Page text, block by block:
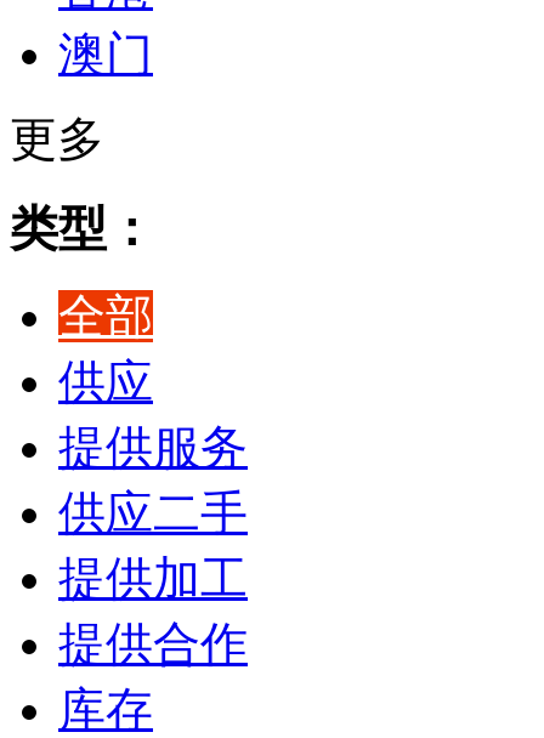
澳门
更多
类型：
全部
供应
提供服务
供应二手
提供加工
提供合作
库存